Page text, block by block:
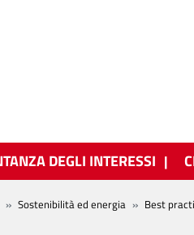
DEGLI INTERESSI
Sostenibilità ed energia Best